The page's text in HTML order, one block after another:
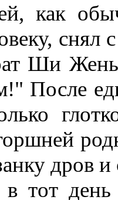
как
снял
Ши
После
дров
день